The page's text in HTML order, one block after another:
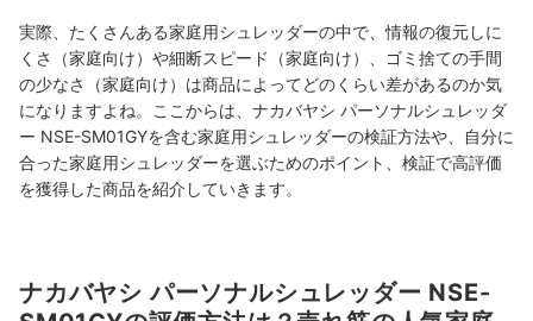
実際、たくさんある家庭用シュレッダーの中で、情報の復元しに
くさ（家庭向け）や細断スピード（家庭向け）、ゴミ捨ての手間
の少なさ（家庭向け）は商品によってどのくらい差があるのか気
になりますよね。ここからは、ナカバヤシ パーソナルシュレッダ
ー NSE-SM01GYを含む家庭用シュレッダーの検証方法や、自分に
合った家庭用シュレッダーを選ぶためのポイント、検証で高評価
を獲得した商品を紹介していきます。
ナカバヤシ パーソナルシュレッダー NSE-